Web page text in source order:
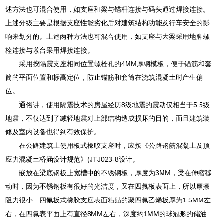
述方法也可混合使用，如支座和梁与锚杆连接与码头通过焊接连接。
上述分级主要是根据支座性能劣化后对建筑结构功能及行车安全的影
响来划分的。上述两种方法也可混合使用，如支座与大梁采用地脚螺
栓连接与墩台采用焊接连接。
采用按隔震支座相同位置螺栓孔的4MM厚钢模板，便于锚筋和套
筒的平面位置和标高定位，防止锚筋和套筒在浇筑混凝土时产生偏
位。
通俗讲，使用隔震技术的房屋经历8级地震的震动仅相当于5.5级
地震，不仅达到了减轻地震对上部结构造成损坏的目的，而且建筑装
修及室内设备也得到有效保护。
在公路建筑上使用板式橡晈支座时，应按《公路钢筋混凝土及预
应力混凝土桥涵设计规范》(JTJ023-8设计。
嵌放在梁底钢板上宽槽中的不锈钢板，厚度为3MM，梁在伸缩移
动时，因为不锈钢板有很好的光洁度，又在四氟板表面上，所以摩擦
阻力很小，四氟板式橡胶支座表面粘贴的聚四氟乙烯板厚为1.5MM左
右，在四氟表平面上有直径8MM左右，深度约1MM的球冠形的储油